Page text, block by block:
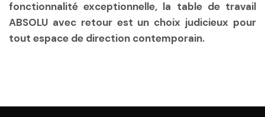
fonctionnalité exceptionnelle, la table de travail
ABSOLU avec retour est un choix judicieux pour
tout espace de direction contemporain.